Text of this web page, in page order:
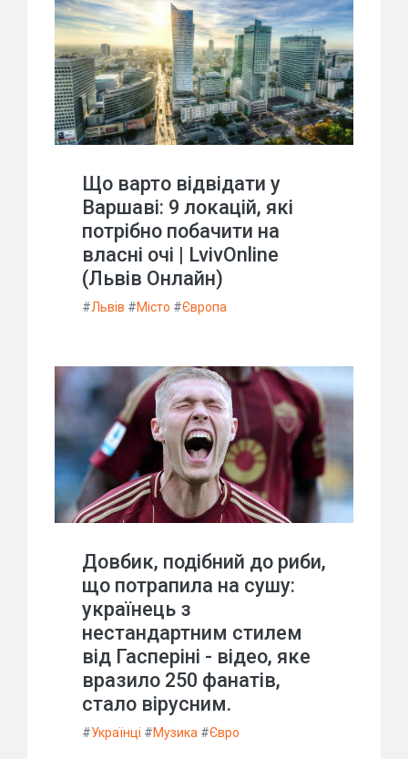
Що варто відвідати у
Варшаві: 9 локацій, які
потрібно побачити на
власні очі | LvivOnline
(Львів Онлайн)
#Львів #Місто #Європа
Довбик, подібний до риби,
що потрапила на сушу:
українець з
нестандартним стилем
від Гасперіні - відео, яке
вразило 250 фанатів,
стало вірусним.
#Українці #Музика #Євро